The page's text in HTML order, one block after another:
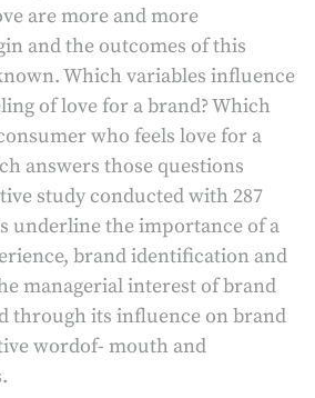
are more and more
and the outcomes of this
Which variables influence
of love for a brand? Which
who feels love for a
answers those questions
study conducted with 287
underline the importance of a
brand identification and
managerial interest of brand
through its influence on brand
wordof- mouth and